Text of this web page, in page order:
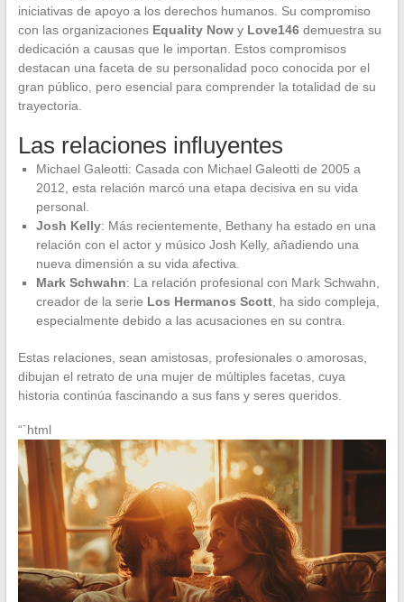
iniciativas de apoyo a los derechos humanos. Su compromiso
con las organizaciones Equality Nowy Love146demuestra su
dedicación a causas que le importan. Estos compromisos
destacan una faceta de su personalidad poco conocida por el
gran público, pero esencial para comprender la totalidad de su
trayectoria.
Las relaciones influyentes
Michael Galeotti: Casada con Michael Galeotti de 2005 a
2012, esta relación marcó una etapa decisiva en su vida
personal.
Josh Kelly: Más recientemente, Bethany ha estado en una
relación con el actor y músico Josh Kelly, añadiendo una
nueva dimensión a su vida afectiva.
Mark Schwahn: La relación profesional con Mark Schwahn,
creador de la serie Los Hermanos Scott, ha sido compleja,
especialmente debido a las acusaciones en su contra.
Estas relaciones, sean amistosas, profesionales o amorosas,
dibujan el retrato de una mujer de múltiples facetas, cuya
historia continúa fascinando a sus fans y seres queridos.
“`html